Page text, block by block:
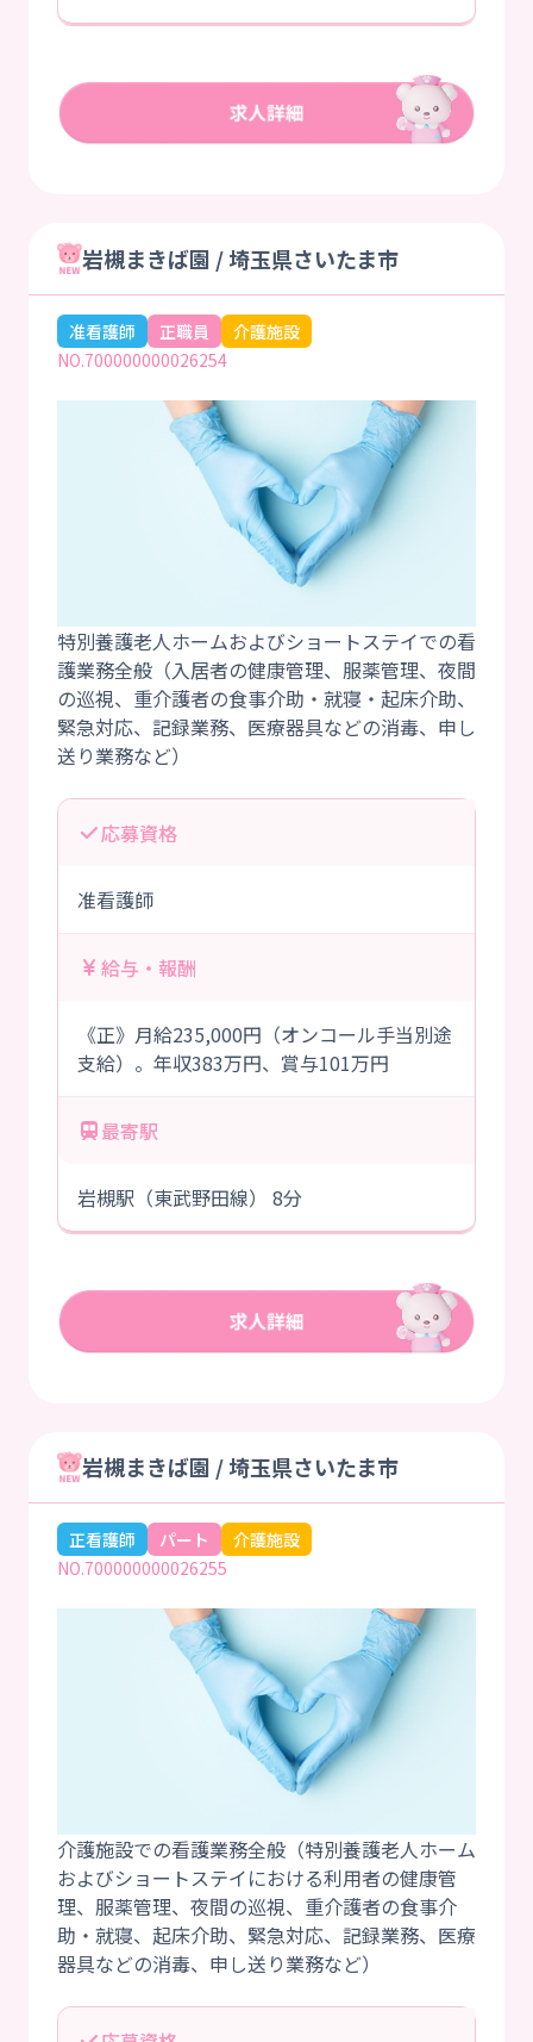
岩槻まきば園 / 埼玉県さいたま市
准看護師 正職員
介護施設
NO.700000000026254
特別養護老人ホームおよびショートステイでの看
護業務全般（入居者の健康管理、服薬管理、夜間
の巡視、重介護者の食事介助・就寝・起床介助、
緊急対応、記録業務、医療器具などの消毒、申し
応募資格
准看護師
給与・報酬
《正》月給235,000円（オンコール手当別途
支給）。年収383万円、賞与101万円
最寄駅
岩槻駅（東武野田線） 8分
岩槻まきば園 / 埼玉県さいたま市
正看護師 パート
介護施設
NO.700000000026255
介護施設での看護業務全般（特別養護老人ホーム
およびショートステイにおける利用者の健康管
理、服薬管理、夜間の巡視、重介護者の食事介
助・就寝、起床介助、緊急対応、記録業務、医療